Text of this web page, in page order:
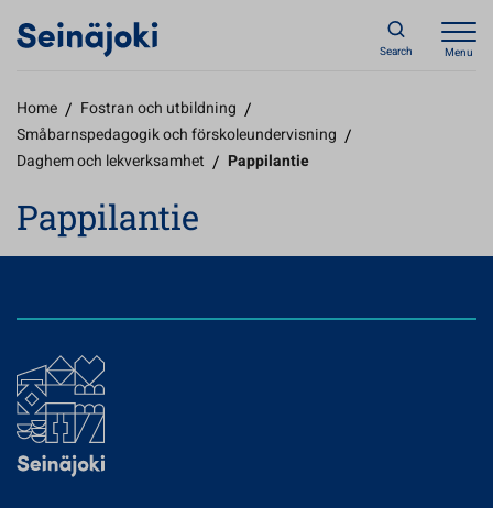
Search Menu
Home / Fostran och utbildning /
Småbarnspedagogik och förskoleundervisning /
Daghem och lekverksamhet / Pappilantie
Pappilantie